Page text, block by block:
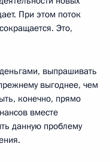
При этом поток
Это,
выпрашивать
выгоднее, чем
конечно, прямо
вместе
данную проблему